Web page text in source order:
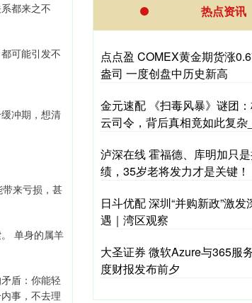
都来之不
可能引发不
冲期，想清
来亏损，甚
单身的属羊
盾：你能轻
事，不去理
热点资讯
点点盈 COMEX黄金期货涨
盎司 一度创盘中历史新高
金元速配 《扫毒风暴》谜团
云司令，背后真相竟如此复
泸深在线 霍福德、库明加只
绩，35岁老将发力才是关键！
日斗优配 深圳“并购新政”激
遇｜湾区观察
大圣证券 微软Azure与365服
度财报发布前夕